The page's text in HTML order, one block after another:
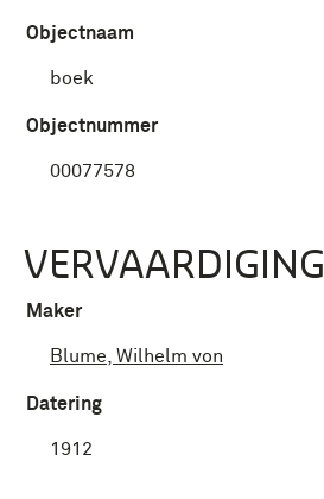
Objectnaam
boek
Objectnummer
00077578
VERVAARDIGING
Maker
Blume, Wilhelm von
Datering
1912